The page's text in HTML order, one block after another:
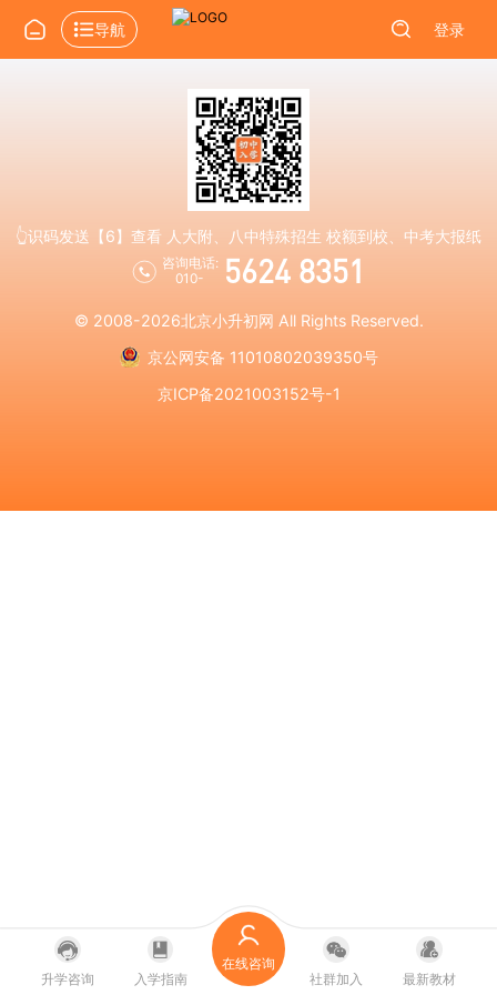
导航 登录
👆识码发送【6】查看 人大附、八中特殊招生 校额到校、中考大报纸
咨询电话:
010-
5624 8351
© 2008-2026北京小升初网 All Rights Reserved.
京公网安备 11010802039350号
京ICP备2021003152号-1
升学咨询 入学指南
在线咨询
社群加入
最新教材